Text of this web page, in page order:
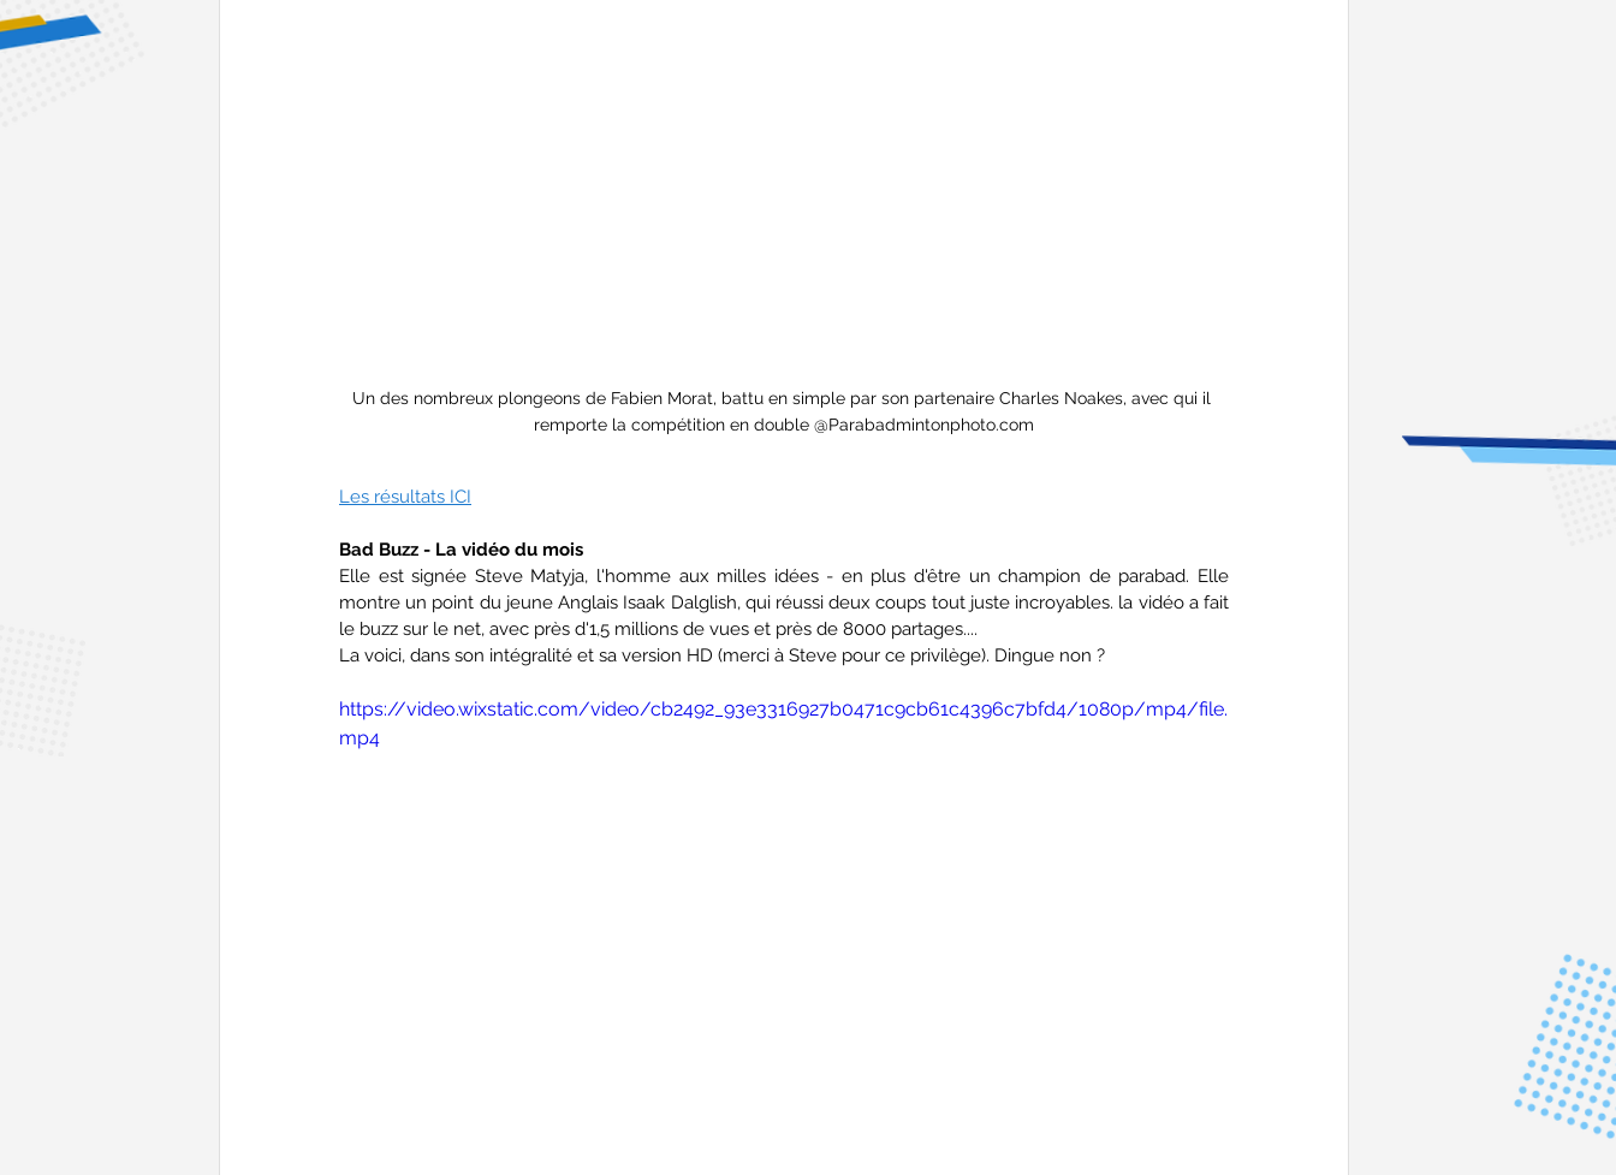
Un des nombreux plongeons de Fabien Morat, battu en simple par son partenaire Charles Noakes, avec qui il
remporte la compétition en double @Parabadmintonphoto.com
Les résultats ICI
Bad Buzz - La vidéo du mois
Elle est signée Steve Matyja, l'homme aux milles idées - en plus d'être un champion de parabad. Elle
montre un point du jeune Anglais Isaak Dalglish, qui réussi deux coups tout juste incroyables. la vidéo a fait
le buzz sur le net, avec près d'1,5 millions de vues et près de 8000 partages....
La voici, dans son intégralité et sa version HD (merci à Steve pour ce privilège). Dingue non ?
https://video.wixstatic.com/video/cb2492_93e3316927b0471c9cb61c4396c7bfd4/1080p/mp4/file.
mp4